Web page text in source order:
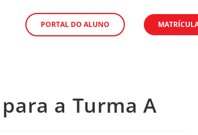
PORTAL DO ALUNO
a Turma A